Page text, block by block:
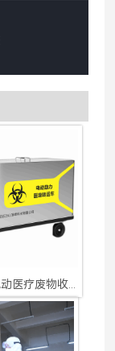
M712智能电动医疗废物收集